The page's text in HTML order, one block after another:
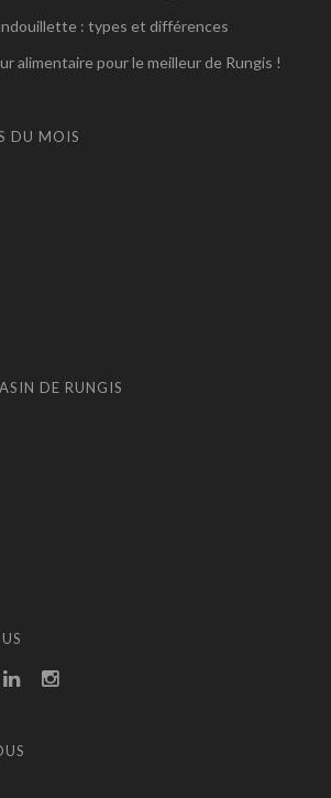
: types et différences
alimentaire pour le meilleur de Rungis !
DU MOIS
DE RUNGIS